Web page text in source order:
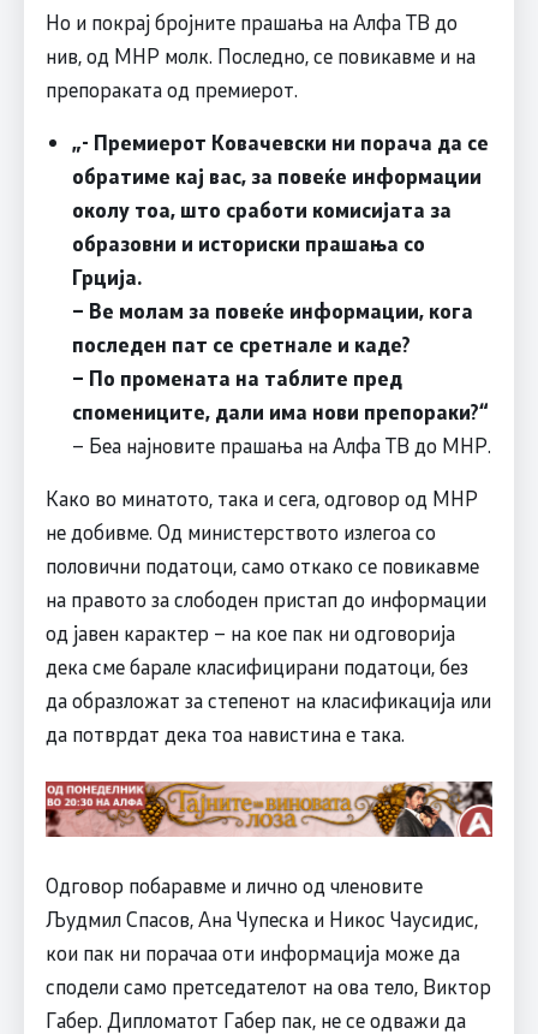
Но и покрај бројните прашања на Алфа ТВ до
нив, од МНР молк. Последно, се повикавме и на
препораката од премиерот.
„- Премиерот Ковачевски ни порача да се
обратиме кај вас, за повeќе информации
околу тоа, што сработи комисијата за
образовни и историски прашања со
Грција.
– Ве молам за повеќе информации, кога
последен пат се сретнале и каде?
– По промената на таблите пред
спомениците, дали има нови препораки?“
– Беа најновите прашања на Алфа ТВ до МНР.
Како во минатото, така и сега, одговор од МНР
не добивме. Од министерството излегоа со
половични податоци, само откако се повикавме
на правото за слободен пристап до информации
од јавен карактер – на кое пак ни одговорија
дека сме барале класифицирани податоци, без
да образложат за степенот на класификација или
да потврдат дека тоа навистина е така.
Одговор побаравме и лично од членовите
Људмил Спасов, Ана Чупеска и Никос Чаусидис,
кои пак ни порачаа оти информација може да
сподели само претседателот на ова тело, Виктор
Габер. Дипломатот Габер пак, не се одважи да